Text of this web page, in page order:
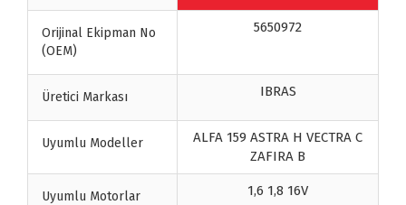
Orijinal Ekipman No
(OEM)
5650972
Üretici Markası IBRAS
Uyumlu Modeller
ALFA 159 ASTRA H VECTRA C
ZAFIRA B
Uyumlu Motorlar 1,6 1,8 16V